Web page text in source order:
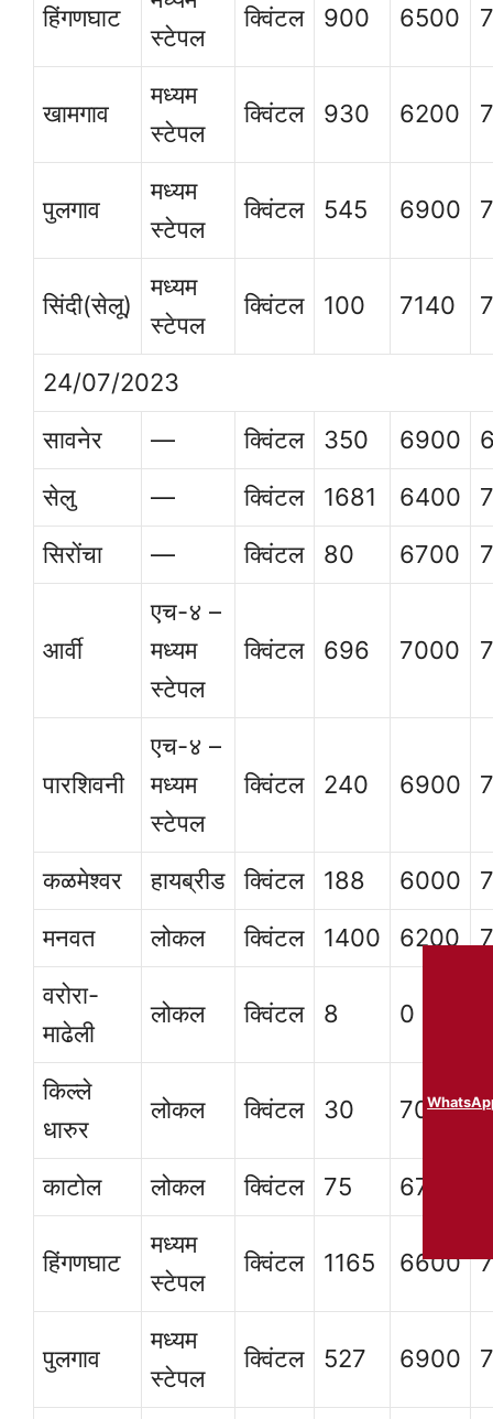
हिंगणघाट
स्टेपल
क्विंटल 900 6500
खामगाव
मध्यम
स्टेपल
क्विंटल 930 6200
पुलगाव
मध्यम
स्टेपल
क्विंटल 545 6900
सिंदी(सेलू)
मध्यम
स्टेपल
क्विंटल 100 7140
24/07/2023
सावनेर
— क्विंटल 350 6900
सेलु
— क्विंटल 1681 6400
सिरोंचा
— क्विंटल 80 6700
आर्वी
एच-४ –
मध्यम
स्टेपल
क्विंटल 696 7000
पारशिवनी
एच-४ –
मध्यम
स्टेपल
क्विंटल 240 6900
कळमेश्वर हायब्रीड क्विंटल 188 6000
मनवत
लोकल क्विंटल 1400 6200
वरोरा-
माढेली
लोकल क्विंटल 8 0
किल्ले
धारुर
लोकल क्विंटल 30 7056
काटोल लोकल क्विंटल 75 6700
हिंगणघाट
मध्यम
स्टेपल
क्विंटल 1165 6600
पुलगाव
मध्यम
स्टेपल
क्विंटल 527 6900